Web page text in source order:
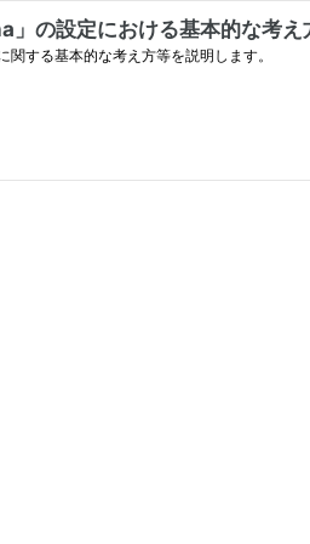
」の設定における基本的な考え
関する基本的な考え方等を説明します。